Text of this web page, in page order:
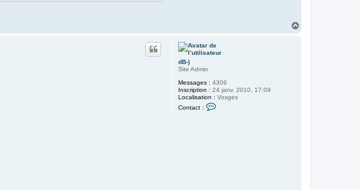
dB-)
Site Admin
Messages : 4306
Inscription : 24 janv. 2010, 17:09
Localisation : Vosges
Contact :